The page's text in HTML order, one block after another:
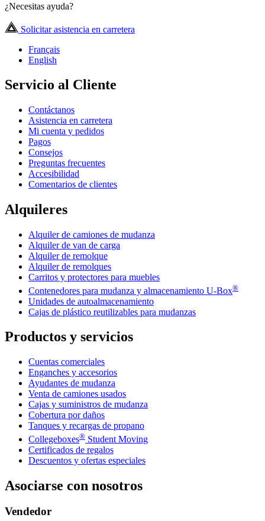
¿Necesitas ayuda?
Solicitar asistencia en carretera
Français
English
Servicio al Cliente
Contáctanos
Asistencia en carretera
Mi cuenta y pedidos
Pagos
Consejos
Preguntas frecuentes
Accesibilidad
Comentarios de clientes
Alquileres
Alquiler de camiones de mudanza
Alquiler de van de carga
Alquiler de remolque
Alquiler de remolques
Carritos y protectores para muebles
Contenedores para mudanza y almacenamiento U-Box®
Unidades de autoalmacenamiento
Cajas de plástico reutilizables para mudanzas
Productos y servicios
Cuentas comerciales
Enganches y accesorios
Ayudantes de mudanza
Venta de camiones usados
Cajas y suministros de mudanza
Cobertura por daños
Tanques y recargas de propano
Collegeboxes® Student Moving
Certificados de regalos
Descuentos y ofertas especiales
Asociarse con nosotros
Vendedor